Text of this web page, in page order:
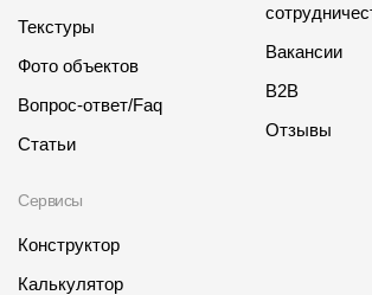
Текстуры
Фото объектов
Вопрос-ответ/Faq
Статьи
Сервисы
Конструктор
Калькулятор
Вакансии
B2B
Отзывы